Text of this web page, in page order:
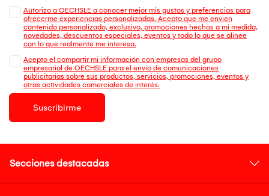
Autorizo a OECHSLE a conocer mejor mis gustos y preferencias para
ofrecerme experiencias personalizadas. Acepto que me envien
contenido personalizado, exclusivo, promociones hechas a mi medida,
novedades, descuentos especiales, eventos y todo lo que se alinee
con lo que realmente me interesa.
Acepto el compartir mi información con empresas del grupo
empresarial de OECHSLE para el envío de comunicaciones
publicitarias sobre sus productos, servicios, promociones, eventos y
otras actividades comerciales de interés.
Suscribirme
Secciones destacadas